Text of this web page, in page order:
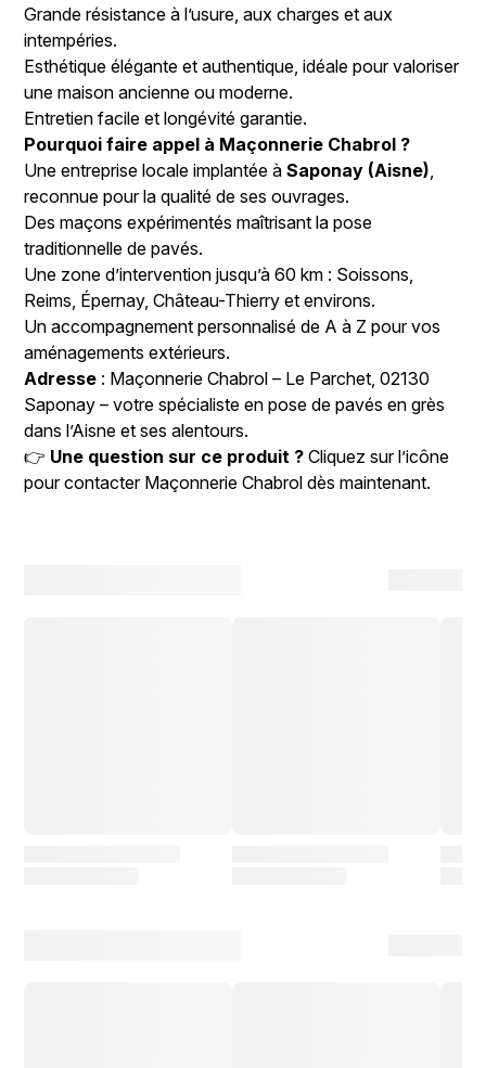
Grande résistance à l’usure, aux charges et aux
intempéries.
Esthétique élégante et authentique, idéale pour valoriser
une maison ancienne ou moderne.
Entretien facile et longévité garantie.
Pourquoi faire appel à Maçonnerie Chabrol ?
Une entreprise locale implantée àSaponay (Aisne)
reconnue pour la qualité de ses ouvrages.
Des maçons expérimentés maîtrisant la pose
traditionnelle de pavés.
Une zone d’intervention jusqu’à 60 km : Soissons,
Reims, Épernay, Château-Thierry et environs.
Un accompagnement personnalisé de A à Z pour vos
aménagements extérieurs.
Adresse : Maçonnerie Chabrol – Le Parchet, 02130
Saponay – votre spécialiste en pose de pavés en grès
dans l’Aisne et ses alentours.
👉 Une question sur ce produit ? Cliquez sur l’icône
pour contacter Maçonnerie Chabrol dès maintenant.